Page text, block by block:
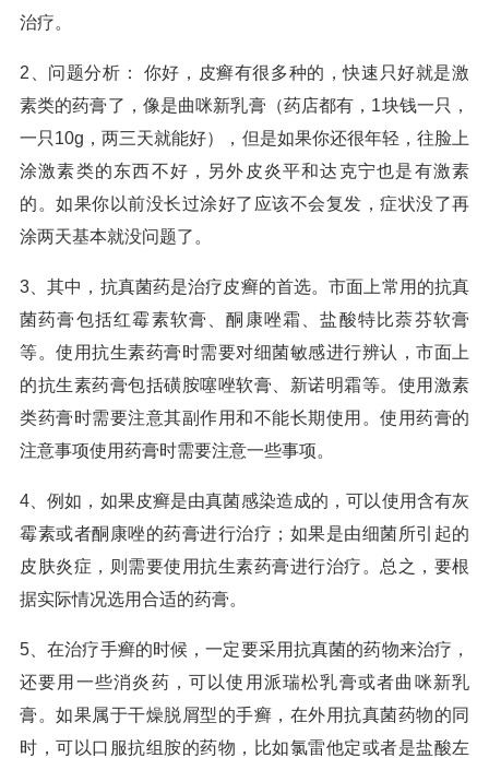
治疗。
2、问题分析： 你好，皮癣有很多种的，快速只好就是激
素类的药膏了，像是曲咪新乳膏（药店都有，1块钱一只，
一只10g，两三天就能好），但是如果你还很年轻，往脸上
涂激素类的东西不好，另外皮炎平和达克宁也是有激素
的。如果你以前没长过涂好了应该不会复发，症状没了再
涂两天基本就没问题了。
3、其中，抗真菌药是治疗皮癣的首选。市面上常用的抗真
菌药膏包括红霉素软膏、酮康唑霜、盐酸特比萘芬软膏
等。使用抗生素药膏时需要对细菌敏感进行辨认，市面上
的抗生素药膏包括磺胺噻唑软膏、新诺明霜等。使用激素
类药膏时需要注意其副作用和不能长期使用。使用药膏的
注意事项使用药膏时需要注意一些事项。
4、例如，如果皮癣是由真菌感染造成的，可以使用含有灰
霉素或者酮康唑的药膏进行治疗；如果是由细菌所引起的
皮肤炎症，则需要使用抗生素药膏进行治疗。总之，要根
据实际情况选用合适的药膏。
5、在治疗手癣的时候，一定要采用抗真菌的药物来治疗，
还要用一些消炎药，可以使用派瑞松乳膏或者曲咪新乳
膏。如果属于干燥脱屑型的手癣，在外用抗真菌药物的同
时，可以口服抗组胺的药物，比如氯雷他定或者是盐酸左